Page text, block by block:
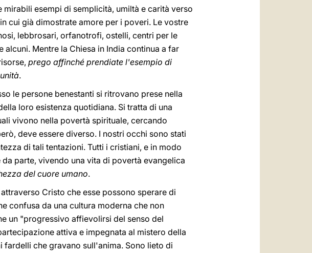
mirabili esempi di semplicità, umiltà e carità verso
cui già dimostrate amore per i poveri. Le vostre
lebbrosari, orfanotrofi, ostelli, centri per le
Mentre la Chiesa in India continua a far
prego affinché prendiate l'esempio di
.
le persone benestanti si ritrovano prese nella
loro esistenza quotidiana. Si tratta di una
vivono nella povertà spirituale, cercando
deve essere diverso. I nostri occhi sono stati
di tali tentazioni. Tutti i cristiani, e in modo
parte, vivendo una vita di povertà evangelica
del cuore umano.
Cristo che esse possono sperare di
confusa da una cultura moderna che non
un "progressivo affievolirsi del senso del
attiva e impegnata al mistero della
che gravano sull'anima. Sono lieto di